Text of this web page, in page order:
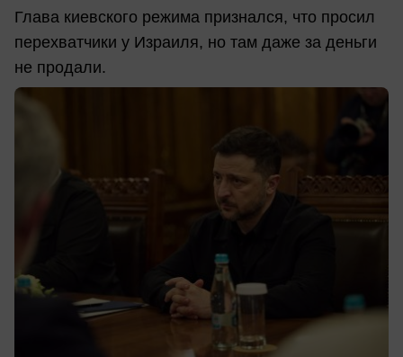
Глава киевского режима признался, что просил
перехватчики у Израиля, но там даже за деньги
не продали.